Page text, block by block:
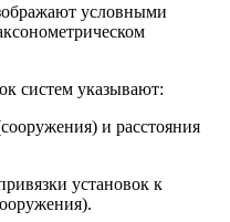
условными
систем указывают:
и расстояния
установок к